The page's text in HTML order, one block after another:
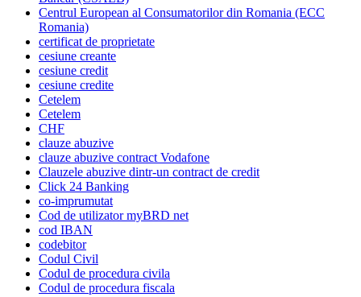
Centrul European al Consumatorilor din Romania (ECC
Romania)
certificat de proprietate
cesiune creante
cesiune credit
cesiune credite
Cetelem
Cetelem
CHF
clauze abuzive
clauze abuzive contract Vodafone
Clauzele abuzive dintr-un contract de credit
Click 24 Banking
co-imprumutat
Cod de utilizator myBRD net
cod IBAN
codebitor
Codul Civil
Codul de procedura civila
Codul de procedura fiscala